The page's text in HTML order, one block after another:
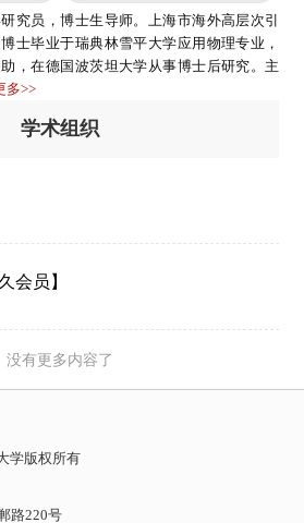
究员，博士生导师。上海市海外高层次引
士毕业于瑞典林雪平大学应用物理专业，
，在德国波茨坦大学从事博士后研究。主
多>>
学术组织
会员】
没有更多内容了
学版权所有
路220号